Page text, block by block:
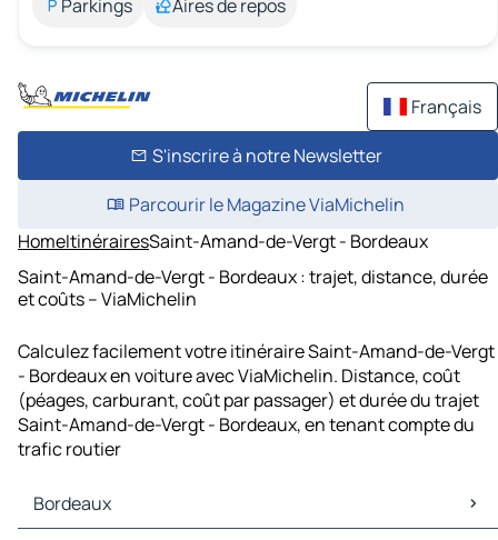
Parkings
Aires de repos
Français
S'inscrire à notre Newsletter
Parcourir le Magazine ViaMichelin
HomeItinérairesSaint-Amand-de-Vergt - Bordeaux
Saint-Amand-de-Vergt - Bordeaux : trajet, distance, durée
et coûts – ViaMichelin
Calculez facilement votre itinéraire Saint-Amand-de-Vergt
- Bordeaux en voiture avec ViaMichelin. Distance, coût
(péages, carburant, coût par passager) et durée du trajet
Saint-Amand-de-Vergt - Bordeaux, en tenant compte du
trafic routier
Bordeaux